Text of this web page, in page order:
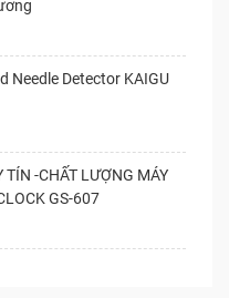
Needle Detector KAIGU
-CHẤT LƯỢNG MÁY
GS-607